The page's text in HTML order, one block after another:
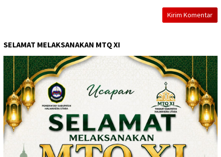
SELAMAT MELAKSANAKAN MTQ XI